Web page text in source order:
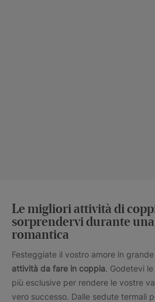
Le migliori attività di
sorprendervi durante una
romantica
Festeggiate il vostro amore in
attività da fare in coppia. Godetevi
più esclusive per rendere le vostre
vero successo. Dalle sedute termali